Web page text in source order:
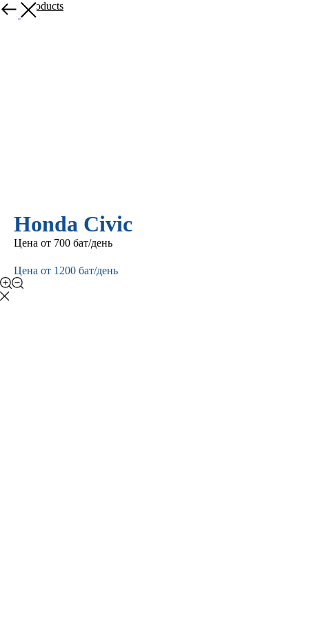
More products
Honda Civic
Цена от 700 бат/день
Цена от 1200 бат/день